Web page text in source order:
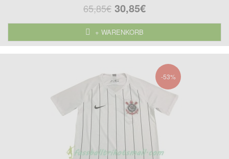
65,85€ 30,85€
+ WARENKORB
-53%